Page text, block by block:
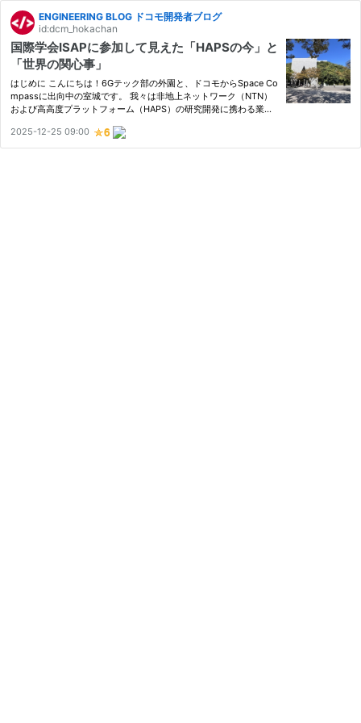
ENGINEERING BLOG ドコモ開発者ブログ
id:dcm_hokachan
国際学会ISAPに参加して見えた「HAPSの今」と
「世界の関心事」
はじめに こんにちは！6Gテック部の外園と、ドコモからSpace Co
mpassに出向中の室城です。 我々は非地上ネットワーク（NTN）
および高高度プラットフォーム（HAPS）の研究開発に携わる業界
ernational Symposium on Antennas and Propagation（ISAP202
5）に参加…
2025-12-25 09:00